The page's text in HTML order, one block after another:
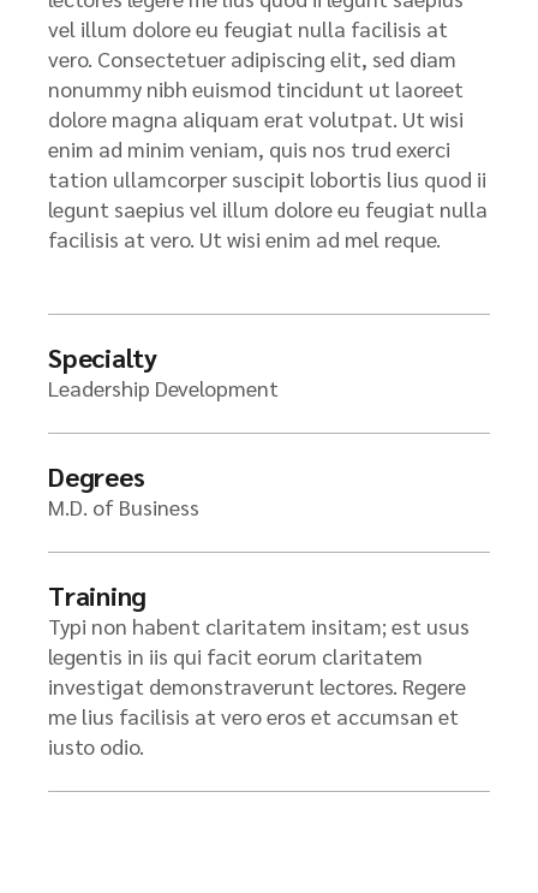
vel illum dolore eu feugiat nulla facilisis at
vero. Consectetuer adipiscing elit, sed diam
nonummy nibh euismod tincidunt ut laoreet
dolore magna aliquam erat volutpat. Ut wisi
enim ad minim veniam, quis nos trud exerci
tation ullamcorper suscipit lobortis lius quod ii
legunt saepius vel illum dolore eu feugiat nulla
facilisis at vero. Ut wisi enim ad mel reque.
Specialty
Leadership Development
Degrees
M.D. of Business
Training
Typi non habent claritatem insitam; est usus
legentis in iis qui facit eorum claritatem
investigat demonstraverunt lectores. Regere
me lius facilisis at vero eros et accumsan et
iusto odio.